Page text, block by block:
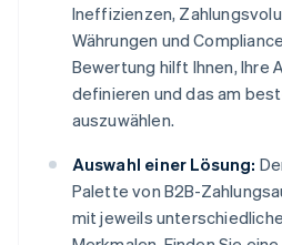
Ineffizienzen,
Währungen und
Bewertung hilft Ihnen, Ihre
definieren und das am
auszuwählen.
Auswahl einer Lösung:
Palette von B2B-
mit jeweils